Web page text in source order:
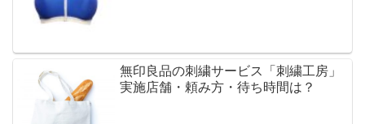
無印良品の刺繍サービス「刺繍工房」
実施店舗・頼み方・待ち時間は？